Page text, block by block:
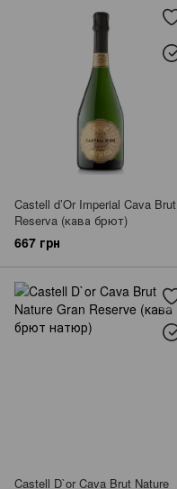
Castell d’Or Imperial Cava Brut
Reserva (кава брют)
667 грн
Castell D`or Cava Brut Nature